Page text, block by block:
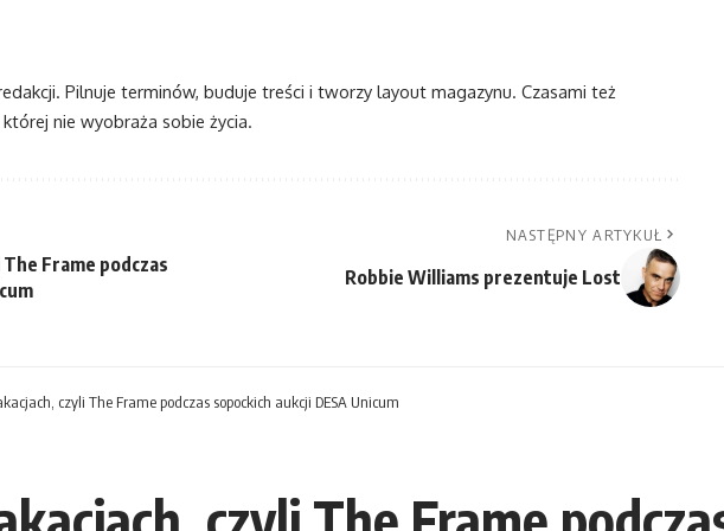
Pilnuje terminów, buduje treści i tworzy layout magazynu. Czasami też
nie wyobraża sobie życia.
Frame podczas
NASTĘPNY ARTYKUŁ
Robbie Williams prezentuje Lost
czyli The Frame podczas sopockich aukcji DESA Unicum